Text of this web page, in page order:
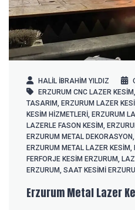
HALIL IBRAHIM YILDIZ
ERZURUM CNC LAZER KESIM
TASARIM ERZURUM LAZER
KESIM HIZMETLERI ERZURUM
LAZERLE FASON KESIM
ERZURUM METAL DEKORASYON
ERZURUM METAL LAZER KESIM
FERFORJE KESIM ERZURUM
ERZURUM SAAT KESIMI
Erzurum Metal Lazer